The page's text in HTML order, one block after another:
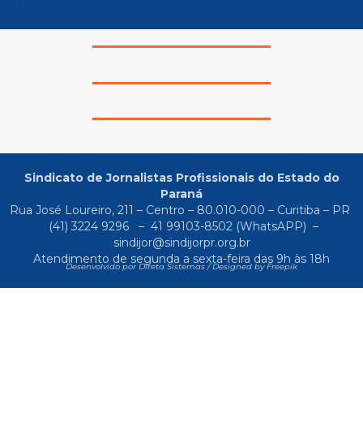
Sindicato de Jornalistas Profissionais do Estado do
Paraná
Rua José Loureiro, 211 – Centro – 80.010-000 – Curitiba – PR
(41) 3224 9296
– 41 99103-8502(WhatsAPP) –
sindijor@sindijorpr.org.br
Atendimento de segunda a sexta-feira das 9h às 18h
Desenvolvido por Direta Sistemas /Designed by Freepik